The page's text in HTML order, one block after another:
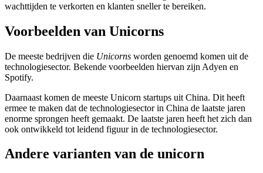
wachttijden te verkorten en klanten sneller te bereiken.
Voorbeelden van Unicorns
De meeste bedrijven die Unicorns worden genoemd komen uit de
technologiesector. Bekende voorbeelden hiervan zijn Adyen en
Spotify.
Daarnaast komen de meeste Unicorn startups uit China. Dit heeft
ermee te maken dat de technologiesector in China de laatste jaren
enorme sprongen heeft gemaakt. De laatste jaren heeft het zich dan
ook ontwikkeld tot leidend figuur in de technologiesector.
Andere varianten van de unicorn